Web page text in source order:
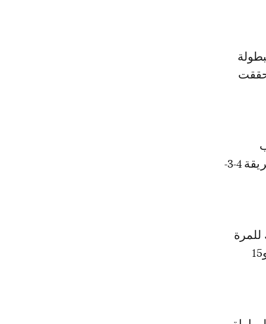
وحققت
أصحاب الأرض بعدما كانت المفاجأة الاولى أمام الكاميرون التي لعبت بطريقة 4-3-
للمرة
الرابعة عشرة، وخاض حتى الان 75 مباراة فاز في 37 منها مقابل 22 تعادلا و15